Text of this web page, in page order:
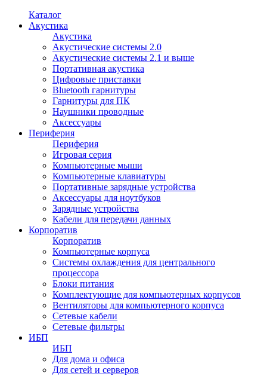
Каталог
Акустика
Акустика
Акустические системы 2.0
Акустические системы 2.1 и выше
Портативная акустика
Цифровые приставки
Bluetooth гарнитуры
Гарнитуры для ПК
Наушники проводные
Аксессуары
Периферия
Периферия
Игровая серия
Компьютерные мыши
Компьютерные клавиатуры
Портативные зарядные устройства
Аксессуары для ноутбуков
Зарядные устройства
Кабели для передачи данных
Корпоратив
Корпоратив
Компьютерные корпуса
Системы охлаждения для центрального
процессора
Блоки питания
Комплектующие для компьютерных корпусов
Вентиляторы для компьютерного корпуса
Сетевые кабели
Сетевые фильтры
ИБП
ИБП
Для дома и офиса
Для сетей и серверов